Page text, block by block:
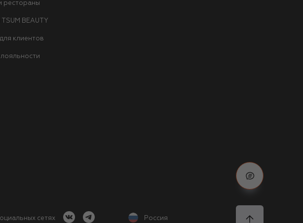
рестораны
BEAUTY
для клиентов
сетях Россия